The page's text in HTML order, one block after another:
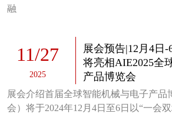
融
11/27
2025
展会预告|12月4日
将亮相AIE2025全
产品博览会
展会介绍首届全球智能机械与电子产品
会）将于2024年12月4日至6日以“一会